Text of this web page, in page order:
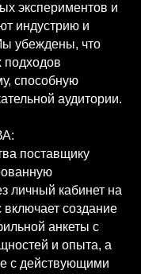
экспериментов и
индустрию и
убеждены, что
подходов
способную
аудитории.
поставщику
личный кабинет на
создание
анкеты с
и опыта, а
с действующими